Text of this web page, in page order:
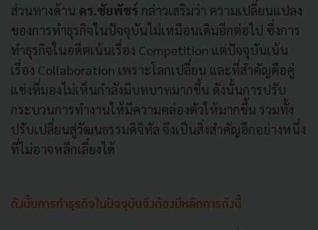
ส่วนทางด้าน ดร.ชัยพัชร์ กล่าวเสริมว่า ความเปลี่ยนแปลง
ของการทำธุรกิจในปัจจุบันไม่เหมือนเดิมอีกต่อไป ซึ่งการ
ทำธุรกิจในอดีตเน้นเรื่อง Competition แต่ปัจจุบันเน้น
เรื่อง Collaboration เพราะโลกเปลี่ยน และที่สำคัญคือคู่
แข่งที่มองไม่เห็นกำลังมีบทบาทมากขึ้น ดังนั้นการปรับ
กระบวนการทำงานให้มีความคล่องตัวให้มากขึ้น รวมทั้ง
ปรับเปลี่ยนสู่วัฒนธรรมดิจิทัล จึงเป็นสิ่งสำคัญอีกอย่างหนึ่ง
ที่ไม่อาจหลีกเลี่ยงได้
ดังนั้นการทำธุรกิจในปัจจุบันจึงต้องมีหลักการดังนี้